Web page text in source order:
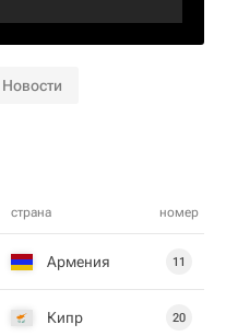
Новости
страна номер
Армения 11
Кипр 20